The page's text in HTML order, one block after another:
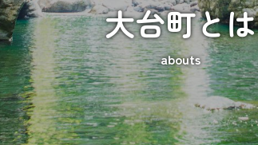
大台町とは
abouts